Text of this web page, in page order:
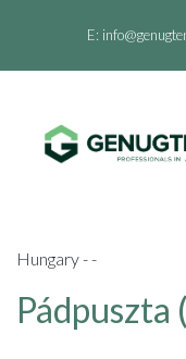
E:
Hungary - -
Pádpuszta